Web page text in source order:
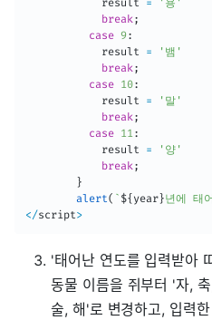
            result
=
'용'
break;
case 9 :
            result
=
'뱀'
break;
case 10:
            result
=
'말'
break;
case 11:
            result
=
'양'
break;
}
alert( ` ${ year }년에 태
</script>
'태어난 연도를 입력받아
동물 이름을 쥐부터 '자,
술, 해'로 변경하고, 입력